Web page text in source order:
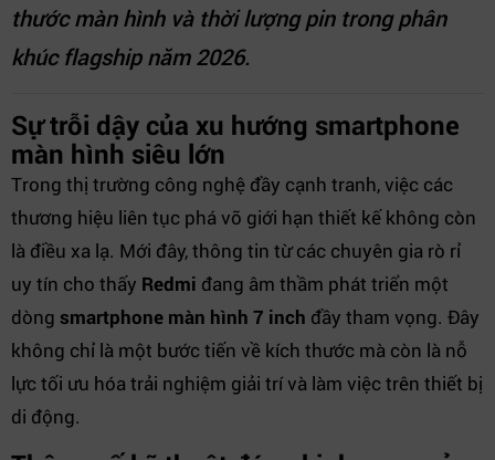
thước màn hình và thời lượng pin trong phân
khúc flagship năm 2026.
Sự trỗi dậy của xu hướng smartphone
màn hình siêu lớn
Trong thị trường công nghệ đầy cạnh tranh, việc các
thương hiệu liên tục phá vỡ giới hạn thiết kế không còn
là điều xa lạ. Mới đây, thông tin từ các chuyên gia rò rỉ
uy tín cho thấy Redmi đang âm thầm phát triển một
dòng smartphone màn hình 7 inch đầy tham vọng. Đây
không chỉ là một bước tiến về kích thước mà còn là nỗ
lực tối ưu hóa trải nghiệm giải trí và làm việc trên thiết bị
di động.